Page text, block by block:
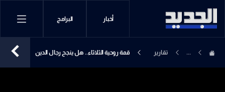
أخبار البرامج
...
تقارير
قمة روحية الثلاثاء.. هل ينجح رجال الدين